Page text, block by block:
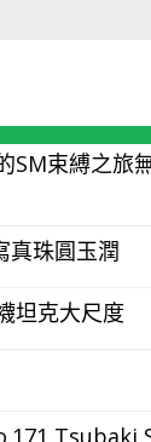
SM束縛之旅
真珠圓玉潤
坦克大尺度
Tsubaki